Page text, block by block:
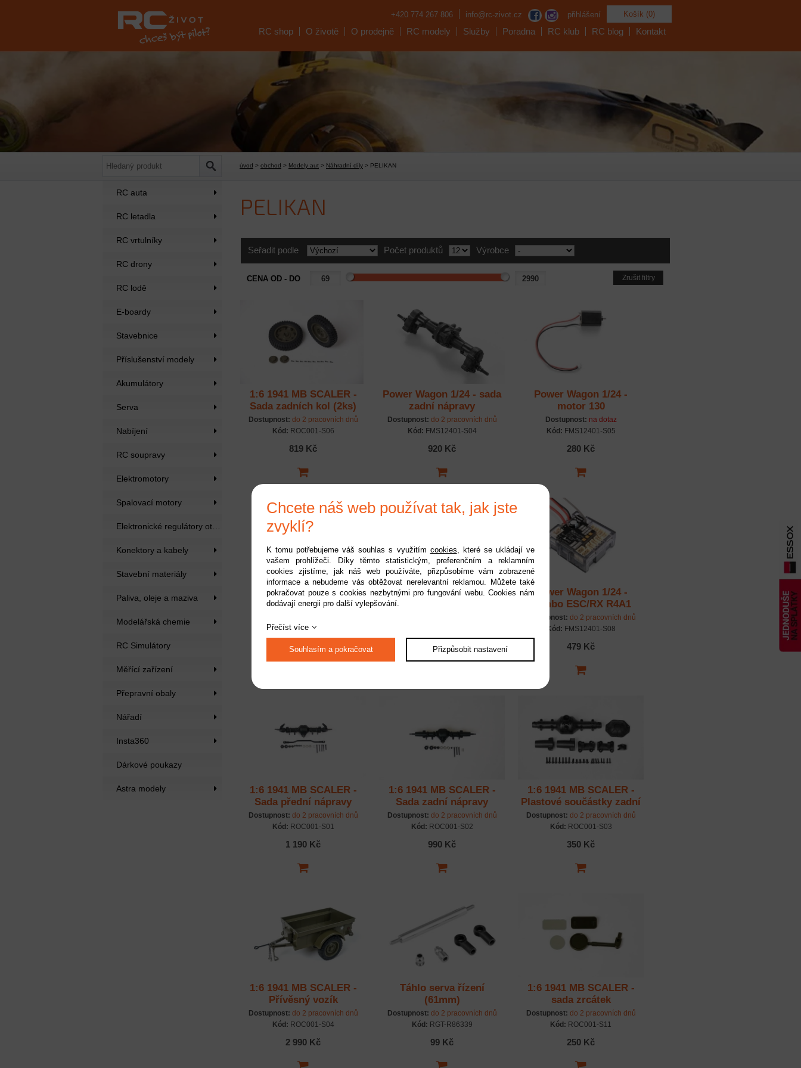
Košík (0)
přihlášení
+420 774 267 806 info@rc-zivot.cz
RC shop O životě O prodejně RC modely Služby Poradna RC klub RC blog Kontakt
úvod > obchod > Modely aut > Náhradní díly > PELIKAN
RC auta
RC letadla
RC vrtulníky
RC drony
RC lodě
E-boardy
Stavebnice
Příslušenství modely
Akumulátory
Serva
Nabíjení
RC soupravy
Elektromotory
Spalovací motory
Konektory a kabely
Stavební materiály
Paliva, oleje a maziva
Modelářská chemie
RC Simulátory
Měřící zařízení
Přepravní obaly
Nářadí
Insta360
Dárkové poukazy
Astra modely
PELIKAN
Seřadit podle Počet produktů Výrobce
CENA OD - DO Zrušit filtry
1:6 1941 MB SCALER -
Sada zadních kol (2ks)
Dostupnost: do 2 pracovních dnů
Kód: ROC001-S06
819 Kč
Power Wagon 1/24 - sada
zadní nápravy
Dostupnost: do 2 pracovních dnů
Kód: FMS12401-S04
920 Kč
Power Wagon 1/24 -
motor 130
Dostupnost: na dotaz
Kód: FMS12401-S05
280 Kč
Power Wagon 1/24 -
servo řízení
Kód:FMS12401-S06
470 Kč
Power Wagon 1/24 - Kola
do všech terénů (2ks)
290 Kč
Power Wagon 1/24 -
kombo ESC/RX R4A1
Dostupnost: do 2 pracovních dnů
Kód: FMS12401-S08
479 Kč
1:6 1941 MB SCALER -
Sada přední nápravy
Dostupnost: do 2 pracovních dnů
Kód: ROC001-S01
1 190 Kč
1:6 1941 MB SCALER -
Sada zadní nápravy
Dostupnost: do 2 pracovních dnů
Kód: ROC001-S02
990 Kč
1:6 1941 MB SCALER -
Plastové součástky zadní
nápravy
Dostupnost: do 2 pracovních dnů
Kód: ROC001-S03
350 Kč
1:6 1941 MB SCALER -
Přívěsný vozík
Dostupnost: do 2 pracovních dnů
Kód: ROC001-S04
2 990 Kč
Táhlo serva řízení
(61mm)
Dostupnost: do 2 pracovních dnů
Kód: RGT-R86339
99 Kč
1:6 1941 MB SCALER -
sada zrcátek
Dostupnost: do 2 pracovních dnů
Kód: ROC001-S11
250 Kč
Chcete náš web používat tak, jak jste
zvyklí?
K tomu potřebujeme váš souhlas s využitím cookies, které se ukládají ve
vašem prohlížeči. Díky těmto statistickým, preferenčním a reklamním
cookies zjistíme, jak náš web používáte, přizpůsobíme vám zobrazené
informace a nebudeme vás obtěžovat nerelevantní reklamou. Můžete také
pokračovat pouze s cookies nezbytnými pro fungování webu. Cookies nám
dodávají energii pro další vylepšování.
Přečíst více
Souhlasím a pokračovat Přizpůsobit nastavení